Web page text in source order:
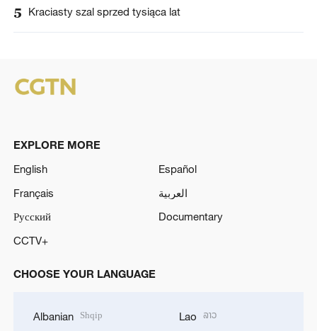
5 Kraciasty szal sprzed tysiąca lat
EXPLORE MORE
English
Español
Français
العربية
Русский
Documentary
CCTV+
CHOOSE YOUR LANGUAGE
Albanian Shqip Lao ລາວ